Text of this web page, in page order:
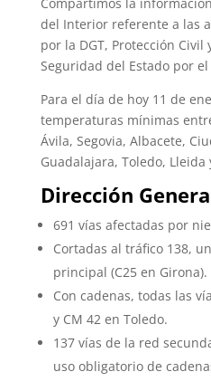
del Interior referente a las
por la DGT, Protección Civil
Seguridad del Estado por
Para el día de hoy 11 de
temperaturas mínimas
Ávila, Segovia, Albacete,
Guadalajara, Toledo, Lleida
Dirección
691 vías afectadas por
Cortadas al tráfico 138,
principal (C25 en Girona).
Con cadenas, todas las
y CM 42 en Toledo.
137 vías de la red
uso obligatorio de